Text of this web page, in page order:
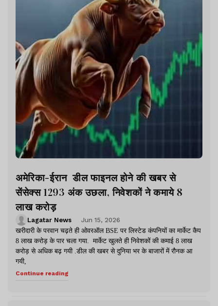
अमेरिका-ईरान डील फाइनल होने की खबर से
सेंसेक्स 1293 अंक उछला, निवेशकों ने कमाये 8
लाख करोड़
Lagatar News
Jun 15, 2026
खरीदारी के परवान चढ़ते ही ओवरऑल BSE पर लिस्टेड कंपनियों का मार्केट कैप
8 लाख करोड़ के पार चला गया. मार्केट खुलते ही निवेशकों की कमाई 8 लाख
करोड़ से अधिक बढ़ गयी .डील की खबर से दुनिया भर के बाजारों में रौनक आ
गयी,
Continue reading